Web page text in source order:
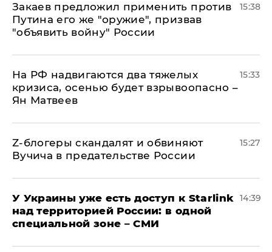
Закаев предложил применить против
Путина его же "оружие", призвав
"объявить войну" России
15:38
На РФ надвигаются два тяжелых
кризиса, осенью будет взрывоопасно –
Ян Матвеев
15:33
Z-блогеры скандалят и обвиняют
Вучича в предательстве России
15:27
У Украины уже есть доступ к Starlink
над территорией России: в одной
специальной зоне – СМИ
14:39